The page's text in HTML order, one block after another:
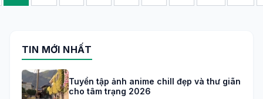
TIN MỚI NHẤT
Tuyển tập ảnh anime chill đẹp và thư giãn
cho tâm trạng 2026